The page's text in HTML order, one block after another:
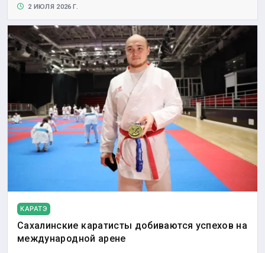
2 ИЮЛЯ 2026 Г.
КАРАТЭ
Сахалинские каратисты добиваются успехов на
международной арене